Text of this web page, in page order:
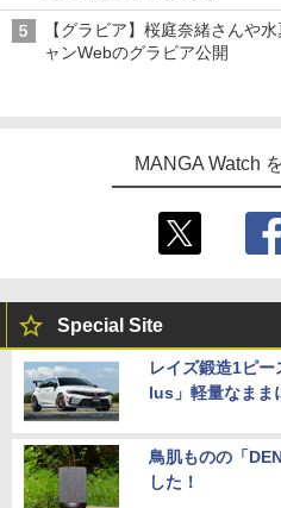
【グラビア】桜庭奈緒さんや
ャンWebのグラビア公開
MANGA Watch
Special Site
レイズ鍛造1ピ
lus」軽量なまま
鳥肌ものの「
した！